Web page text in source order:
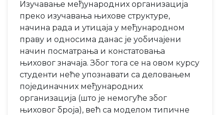
Изучавање међународних организација
преко изучавања њихове структуре,
начина рада и утицаја у међународном
праву и односима данас је уобичајени
начин посматрања и констатовања
њиховог значаја. Због тога се на овом курсу
студенти неће упознавати са деловањем
појединачних међународних
организација (што је немогуће због
њиховог броја), већ са моделом типичне